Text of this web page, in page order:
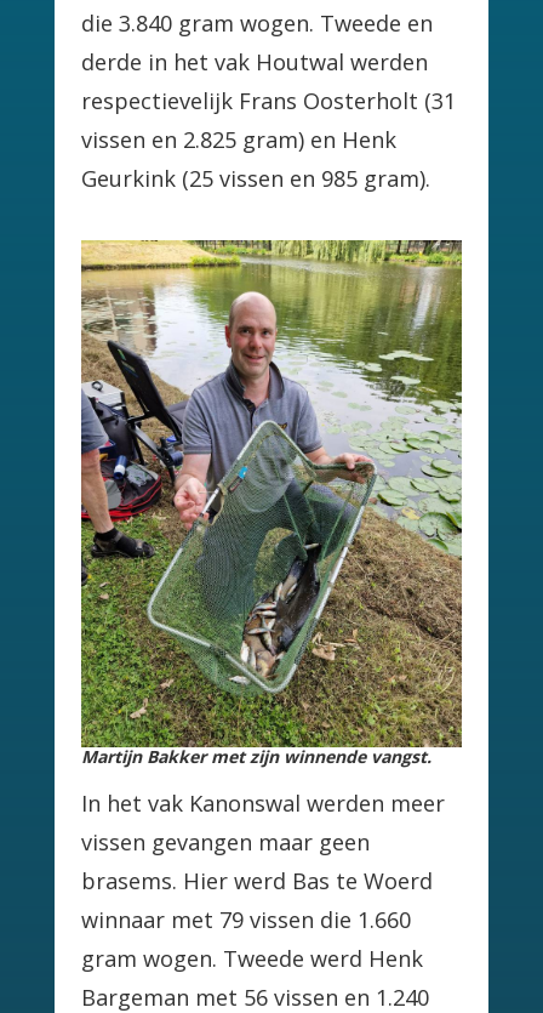
die 3.840 gram wogen. Tweede en
derde in het vak Houtwal werden
respectievelijk Frans Oosterholt (31
vissen en 2.825 gram) en Henk
Geurkink (25 vissen en 985 gram).
Martijn Bakker met zijn winnende vangst.
In het vak Kanonswal werden meer
vissen gevangen maar geen
brasems. Hier werd Bas te Woerd
winnaar met 79 vissen die 1.660
gram wogen. Tweede werd Henk
Bargeman met 56 vissen en 1.240